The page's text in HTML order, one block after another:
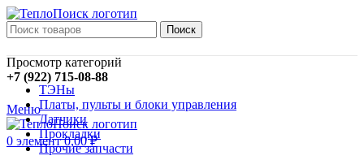
Поиск
+7 (922) 715-08-88
Меню
0 элемент 0,00₽
Просмотр категорий
ТЭНы
Платы, пульты и блоки управления
Датчики
Прокладки
Прочие запчасти